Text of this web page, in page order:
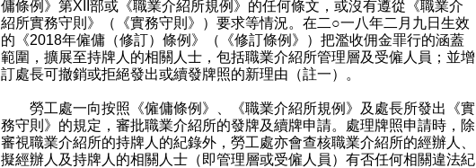
傭條例》第XII部或《職業介紹所規例》的任何條文，或沒有遵從《職業介
紹所實務守則》（《實務守則》）要求等情況。在二○一八年二月九日生效
的《2018年僱傭（修訂）條例》（《修訂條例》）把濫收佣金罪行的涵蓋
範圍，擴展至持牌人的相關人士，包括職業介紹所管理層及受僱人員；並增
訂處長可撤銷或拒絕發出或續發牌照的新理由（註一）。
勞工處一向按照《僱傭條例》、《職業介紹所規例》及處長所發出《實
務守則》的規定，審批職業介紹所的發牌及續牌申請。處理牌照申請時，除
審視職業介紹所的持牌人的紀錄外，勞工處亦會查核職業介紹所的經辦人、
擬經辦人及持牌人的相關人士（即管理層或受僱人員）有否任何相關違法紀